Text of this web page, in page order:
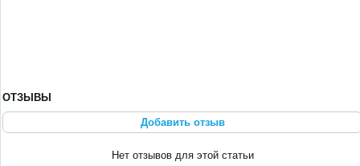
ОТЗЫВЫ
Добавить отзыв
Нет отзывов для этой статьи